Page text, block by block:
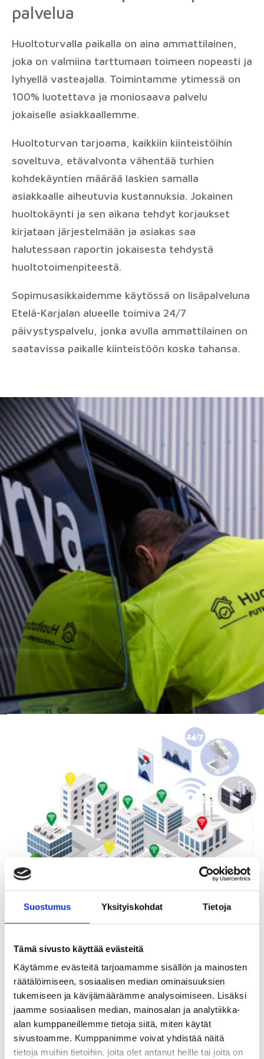
Suostumus Yksityiskohdat Tietoja
Tämä sivusto käyttää evästeitä
Käytämme evästeitä tarjoamamme sisällön ja mainosten
räätälöimiseen, sosiaalisen median ominaisuuksien
tukemiseen ja kävijämäärämme analysoimiseen. Lisäksi
jaamme sosiaalisen median, mainosalan ja analytiikka-
alan kumppaneillemme tietoja siitä, miten käytät
sivustoamme. Kumppanimme voivat yhdistää näitä
tietoja muihin tietoihin, joita olet antanut heille tai joita on
palvelua
Huoltoturvalla paikalla on aina ammattilainen,
joka on valmiina tarttumaan toimeen nopeasti ja
lyhyellä vasteajalla. Toimintamme ytimessä on
100% luotettava ja moniosaava palvelu
jokaiselle asiakkaallemme.
Huoltoturvan tarjoama, kaikkiin kiinteistöihin
soveltuva, etävalvonta vähentää turhien
kohdekäyntien määrää laskien samalla
asiakkaalle aiheutuvia kustannuksia. Jokainen
huoltokäynti ja sen aikana tehdyt korjaukset
kirjataan järjestelmään ja asiakas saa
halutessaan raportin jokaisesta tehdystä
huoltotoimenpiteestä.
Sopimusasikkaidemme käytössä on lisäpalveluna
Etelä-Karjalan alueelle toimiva 24/7
päivystyspalvelu, jonka avulla ammattilainen on
saatavissa paikalle kiinteistöön koska tahansa.
Huoltoturvan etävalvonta
Ennakoi kiinteistö- ja
talotekniikan ongelmat